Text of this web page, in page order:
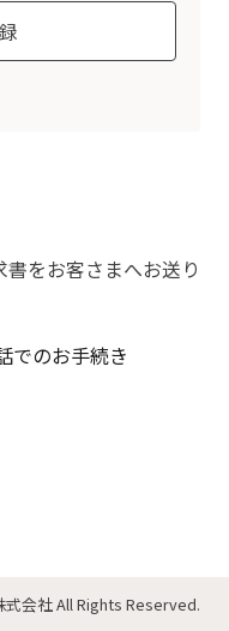
をお客さまへお送り
でのお手続き
式会社All Rights Reserved.